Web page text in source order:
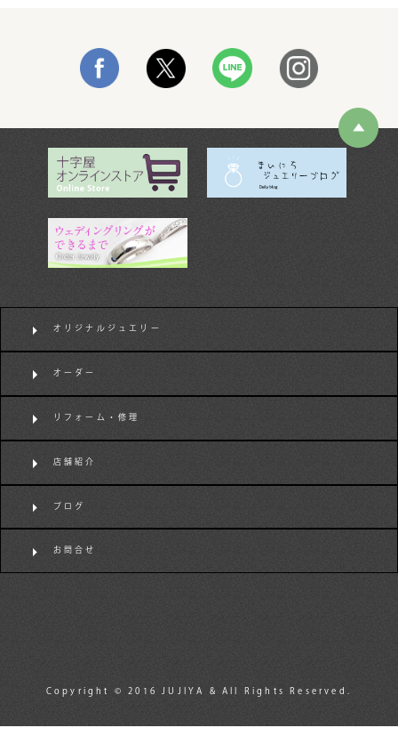
オリジナルジュエリー
オーダー
リフォーム・修理
店舗紹介
ブログ
お問合せ
Copyright © 2016 JUJIYA & All Rights Reserved.